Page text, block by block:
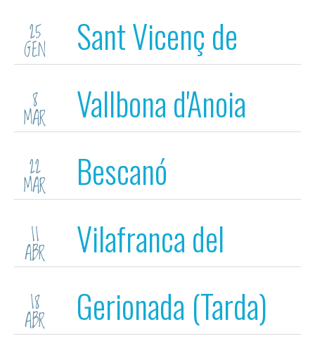
25
GEN
Sant Vicenç de
Montalt
8
MAR Vallbona d'Anoia
22
MAR Bescanó
11
ABR
Vilafranca del
Penedès
18
ABR Gerionada (Tarda)